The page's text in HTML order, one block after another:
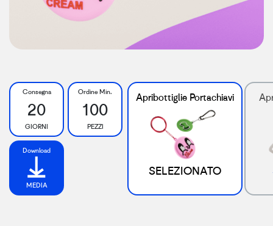
Consegna
20
GIORNI
Ordine Min.
100
PEZZI
Download
MEDIA
Apribottiglie Portachiavi
SELEZIONATO